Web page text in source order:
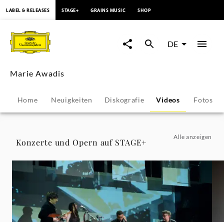
Awadis
Videos
|
Deutsche
Grammophon
LABEL & RELEASES STAGE+ GRAINS MUSIC SHOP
DE
Marie Awadis
Home Neuigkeiten Diskografie Videos Fotos
Konzerte und Opern auf STAGE+
Alle anzeigen